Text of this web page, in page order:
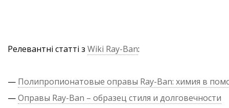
Релевантні статті з Wiki Ray-Ban:
— Полипропионатовые оправы Ray-Ban: химия в
—Оправы Ray-Ban – образец стиля и долговечности